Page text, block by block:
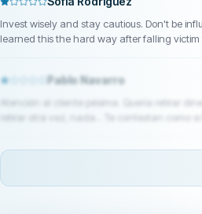
Invest wisely and stay cautious. Don't be
learned this the hard way after falling
Pablo Navarro
Atención al cliente pésima. Quería retirar
retirar otra vez, nada... Te contestan como